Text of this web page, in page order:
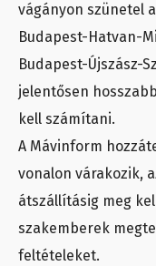
vágányon szünetel
Budapest-Hatvan-
Budapest-Újszász-
jelentősen
kell számítani.
A Mávinform
vonalon várakozik,
átszállításig meg
szakemberek
feltételeket.